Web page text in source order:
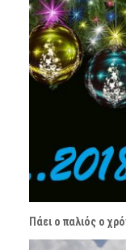
Πάει ο παλιός ο